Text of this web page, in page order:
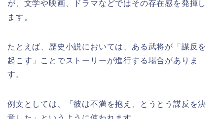
が、文学や映画、ドラマなどではその存在感を発揮し
ます。
たとえば、歴史小説においては、ある武将が「謀反を
起こす」ことでストーリーが進行する場合がありま
す。
例文としては、「彼は不満を抱え、とうとう謀反を決